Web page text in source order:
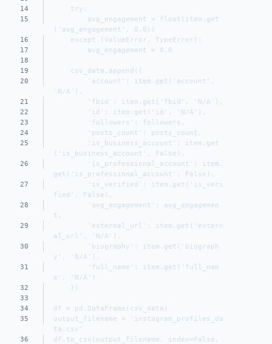
14
    try:
15
('avg_engagement', 0.0))
16
    except (ValueError, TypeError):
17
        avg_engagement = 0.0
18
19
    csv_data.append({
20
'N/A'),
21
        'fbid': item.get('fbid', 'N/A'),
22
        'id': item.get('id', 'N/A'),
23
        'followers': followers,
24
        'posts_count': posts_count,
25
('is_business_account', False),
26
get('is_professional_account', False),
27
fied', False),
28
t,
29
al_url', 'N/A'),
30
y', 'N/A'),
31
e', 'N/A')
32
    })
33
34
df = pd.DataFrame(csv_data)
35
output_filename = 'instagram_profiles_da
ta.csv'
36
df.to_csv(output_filename, index=False,